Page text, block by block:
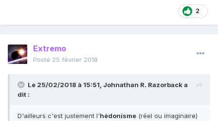
2
Extremo
Posté 25 février 2018
Le 25/02/2018 à 15:51, Johnathan R. Razorbacka
dit :
D'ailleurs c'est justement l'hédonisme (réel ou imaginaire)